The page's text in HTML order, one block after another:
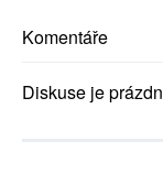
Komentáře
Diskuse je